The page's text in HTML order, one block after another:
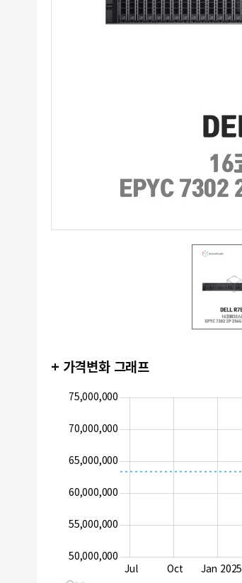
+ 가격변화 그래프
50,000,000
55,000,000
60,000,000
65,000,000
70,000,000
75,000,000
AprJul Oct Jan 2025
Oct